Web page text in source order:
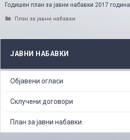
Годишен план за јавни набавки 2017 година
Categories
План за јавни набавки
ЈАВНИ НАБАВКИ
Објавени огласи
Склучени договори
План за јавни набавки